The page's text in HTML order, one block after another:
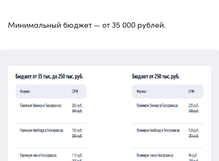
Минимальный бюджет — от 35 000 рублей.